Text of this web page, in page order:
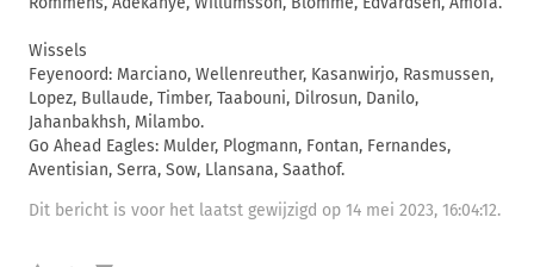
Wissels
Feyenoord: Marciano, Wellenreuther, Kasanwirjo, Rasmussen,
Lopez, Bullaude, Timber, Taabouni, Dilrosun, Danilo,
Jahanbakhsh, Milambo.
Go Ahead Eagles: Mulder, Plogmann, Fontan, Fernandes,
Aventisian, Serra, Sow, Llansana, Saathof.
Dit bericht is voor het laatst gewijzigd op 14 mei 2023, 16:04:12.